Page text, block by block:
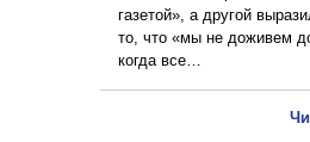
газетой», а другой
то, что «мы не доживем
когда все…